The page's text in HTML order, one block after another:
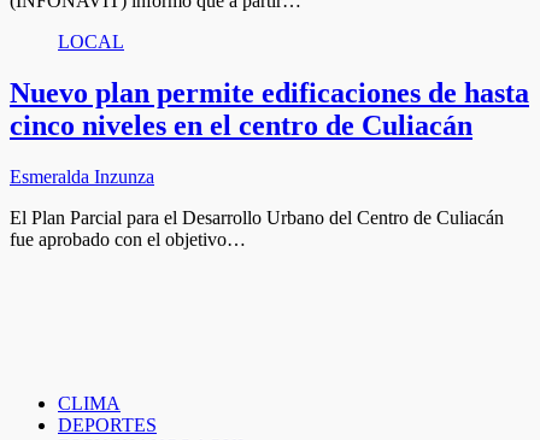
LOCAL
Nuevo plan permite edificaciones de hasta
cinco niveles en el centro de Culiacán
Esmeralda Inzunza
El Plan Parcial para el Desarrollo Urbano del Centro de Culiacán
fue aprobado con el objetivo…
CLIMA
DEPORTES